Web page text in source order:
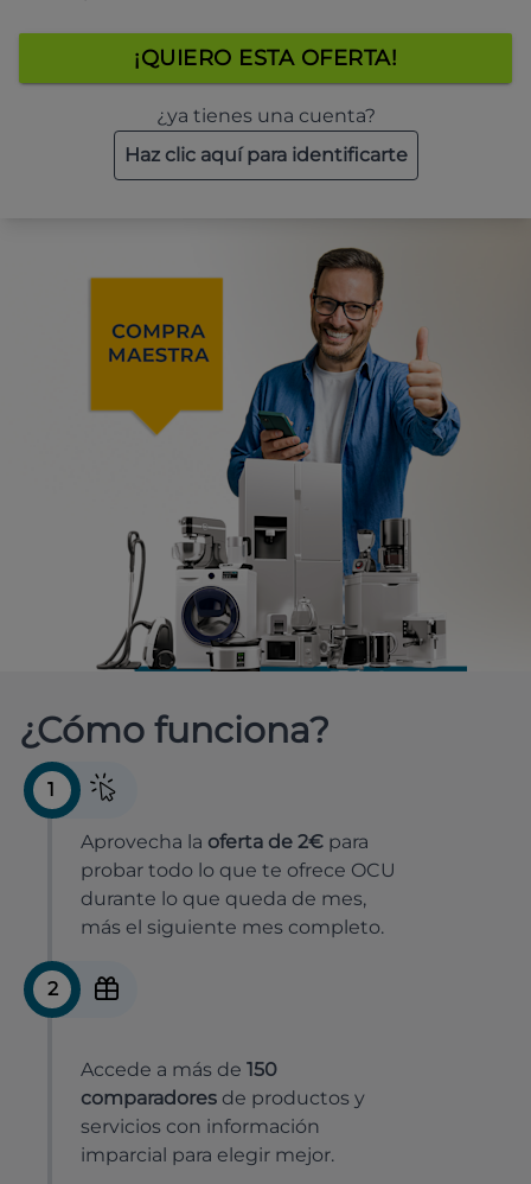
¡QUIERO ESTA OFERTA!
¿ya tienes una cuenta?
Haz clic aquí para identificarte
¿Cómo funciona?
1
Aprovecha la oferta de 2€ para
probar todo lo que te ofrece OCU
durante lo que queda de mes,
más el siguiente mes completo.
2
Accede a más de 150
comparadores de productos y
servicios con información
imparcial para elegir mejor.